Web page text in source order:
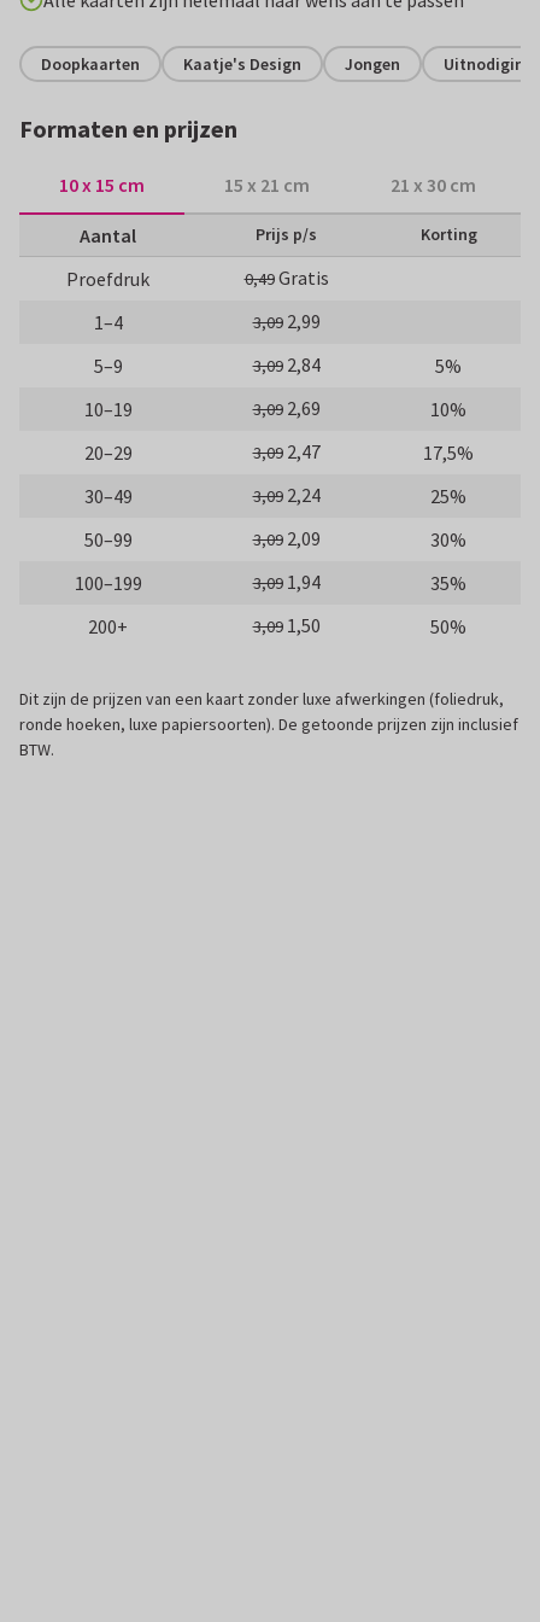
Doopkaarten Kaatje's Design Jongen Uitnodiging
Formaten en prijzen
10 x 15 cm 15 x 21 cm 21 x 30 cm
Aantal Prijs p/s Korting
Proefdruk 0,49Gratis
1–4
3,09 2,99
5–9
3,09 2,84
5%
10–19
3,09 2,69
10%
20–29
3,09 2,47
17,5%
30–49
3,09 2,24
25%
50–99
3,09 2,09
30%
100–199
3,09 1,94
35%
200+
3,09 1,50 50%
Dit zijn de prijzen van een kaart zonder luxe afwerkingen (foliedruk,
ronde hoeken, luxe papiersoorten). De getoonde prijzen zijn inclusief
BTW.